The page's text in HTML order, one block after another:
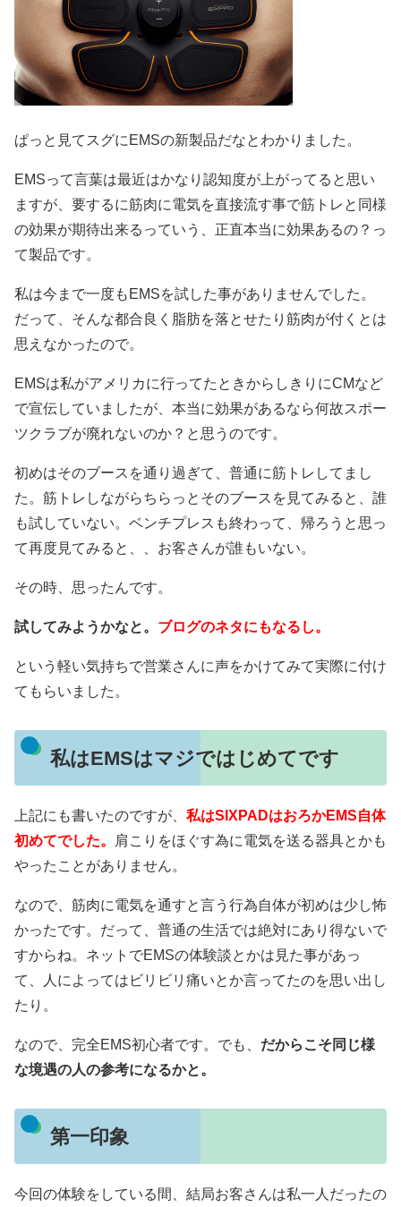
ぱっと見てスグにEMSの新製品だなとわかりました。
EMSって言葉は最近はかなり認知度が上がってると思い
ますが、要するに筋肉に電気を直接流す事で筋トレと同様
の効果が期待出来るっていう、正直本当に効果あるの？っ
て製品です。
私は今まで一度もEMSを試した事がありませんでした。
だって、そんな都合良く脂肪を落とせたり筋肉が付くとは
思えなかったので。
EMSは私がアメリカに行ってたときからしきりにCMなど
で宣伝していましたが、本当に効果があるなら何故スポー
ツクラブが廃れないのか？と思うのです。
初めはそのブースを通り過ぎて、普通に筋トレしてまし
た。筋トレしながらちらっとそのブースを見てみると、誰
も試していない。ベンチプレスも終わって、帰ろうと思っ
て再度見てみると、、お客さんが誰もいない。
その時、思ったんです。
試してみようかなと。 ブログのネタにもなるし。
という軽い気持ちで営業さんに声をかけてみて実際に付け
てもらいました。
私はEMSはマジではじめてです
上記にも書いたのですが、 私はSIXPADはおろかEMS自体
初めてでした。
肩こりをほぐす為に電気を送る器具とかも
やったことがありません。
なので、筋肉に電気を通すと言う行為自体が初めは少し怖
かったです。だって、普通の生活では絶対にあり得ないで
すからね。ネットでEMSの体験談とかは見た事があっ
て、人によってはビリビリ痛いとか言ってたのを思い出し
たり。
なので、完全EMS初心者です。でも、 だからこそ同じ様
な境遇の人の参考になるかと。
第一印象
今回の体験をしている間、結局お客さんは私一人だったの